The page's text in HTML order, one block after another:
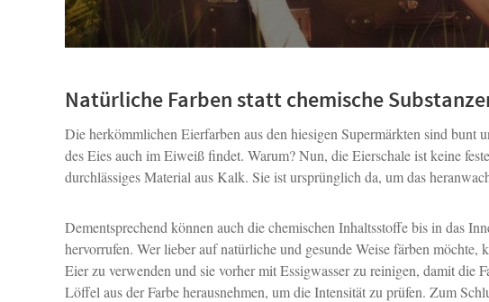
Natürliche Farben statt chemische
Die herkömmlichen Eierfarben aus den hiesigen Supermärkten sind bunt
des Eies auch im Eiweiß findet. Warum? Nun, die Eierschale ist keine
durchlässiges Material aus Kalk. Sie ist ursprünglich da, um das
Dementsprechend können auch die chemischen Inhaltsstoffe bis in das
hervorrufen. Wer lieber auf natürliche und gesunde Weise färben
Eier zu verwenden und sie vorher mit Essigwasser zu reinigen, damit die
Löffel aus der Farbe herausnehmen, um die Intensität zu prüfen. Zum